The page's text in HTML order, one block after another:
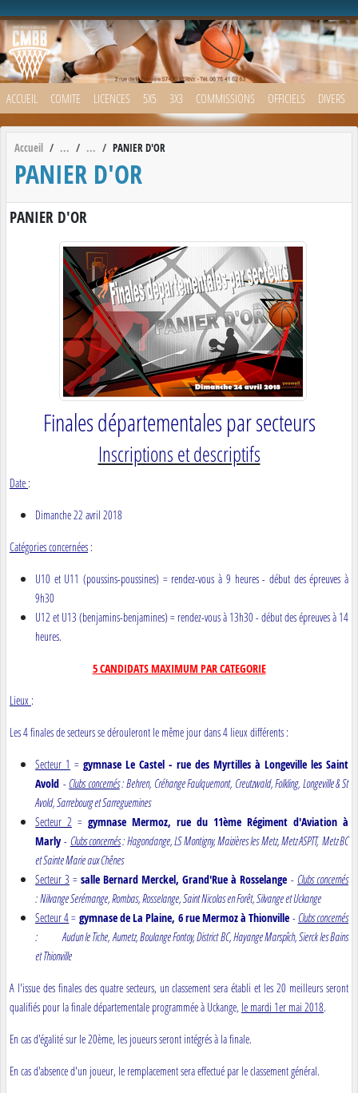
ACCUEIL COMITE LICENCES 5X5 3X3 COMMISSIONS OFFICIELS DIVERS
Accueil PANIER D'OR
PANIER D'OR
PANIER D'OR
Finales départementales par secteurs
Inscriptions et descriptifs
Date :
Dimanche 22 avril 2018
Catégories concernées :
U10 et U11 (poussins-poussines) = rendez-vous à 9 heures - début des épreuves à
9h30
U12 et U13 (benjamins-benjamines) = rendez-vous à 13h30 - début des épreuves à 14
heures.
5 CANDIDATS MAXIMUM PAR CATEGORIE
Lieux :
Les 4 finales de secteurs se dérouleront le même jour dans 4 lieux différents :
Secteur 1 =gymnase Le Castel - rue des Myrtilles à Longeville les Saint
Avold - Clubs concernés: Behren, Créhange Faulquemont, Creutzwald, Folkling, Longeville & St
Avold, Sarrebourg et Sarreguemines
Secteur 2 = gymnase Mermoz, rue du 11ème Régiment d'Aviation à
Marly- Clubs concernés: Hagondange, LS Montigny, Maizières les Metz, Metz ASPTT, Metz BC
et Sainte Marie aux Chênes
Secteur 3 = salle Bernard Merckel, Grand'Rue à Rosselange - Clubs concernés
: Nilvange Serémange, Rombas, Rosselange, Saint Nicolas en Forêt, Silvange et Uckange
Secteur 4= gymnase de La Plaine, 6 rue Mermoz à Thionville - Clubs concernés
: Audun le Tiche, Aumetz, Boulange Fontoy, District BC, Hayange Marspîch, Sierck les Bains
et Thionville
A l'issue des finales des quatre secteurs, un classement sera établi et les 20 meilleurs seront
qualifiés pour la finale départementale programmée à Uckange, le mardi 1er mai 2018.
En cas d'égalité sur le 20ème, les joueurs seront intégrés à la finale.
En cas d'absence d'un joueur, le remplacement sera effectué par le classement général.